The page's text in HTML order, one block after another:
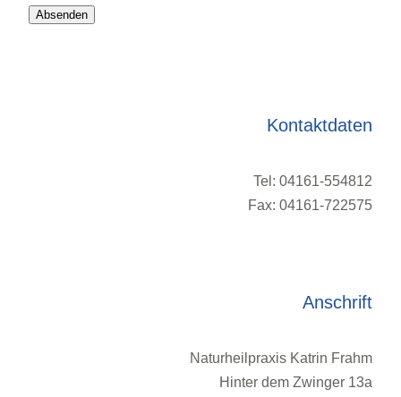
Absenden
Kontaktdaten
Tel: 04161-554812
Fax: 04161-722575
Anschrift
Naturheilpraxis Katrin Frahm
Hinter dem Zwinger 13a